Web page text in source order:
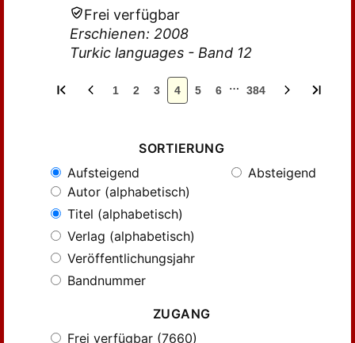
Frei verfügbar
Erschienen: 2008
Turkic languages - Band 12
1 2 3 4 5 6 … 384
SORTIERUNG
Aufsteigend
Absteigend
Autor (alphabetisch)
Titel (alphabetisch)
Verlag (alphabetisch)
Veröffentlichungsjahr
Bandnummer
ZUGANG
Frei verfügbar (7660)